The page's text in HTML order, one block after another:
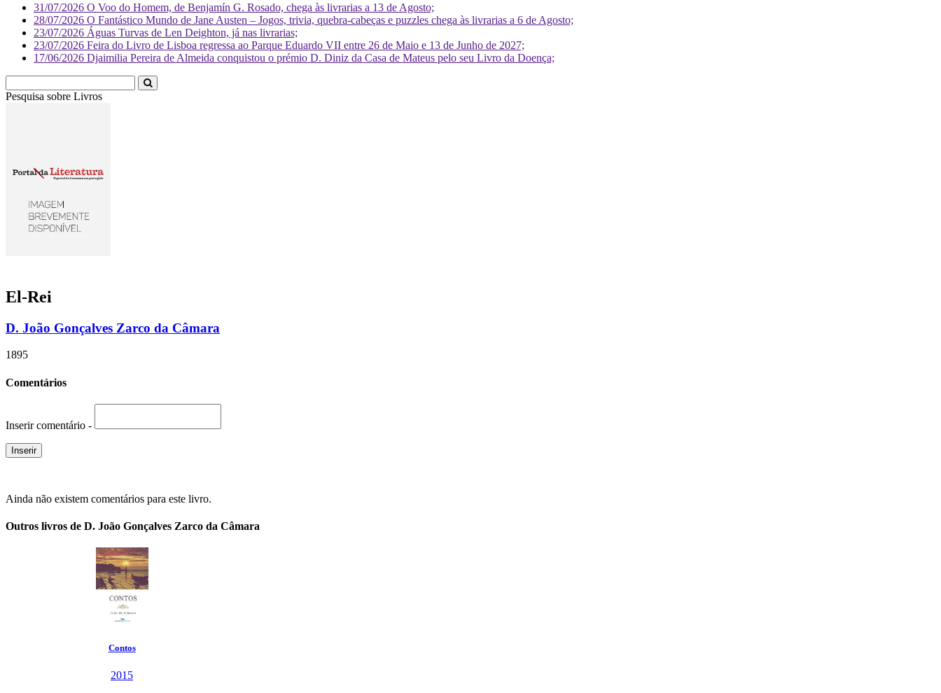
31/07/2026 O Voo do Homem, de Benjamín G. Rosado, chega às livrarias a 13 de Agosto;
28/07/2026 O Fantástico Mundo de Jane Austen – Jogos, trivia, quebra-cabeças e puzzles chega às livrarias a 6 de Agosto;
23/07/2026 Águas Turvas de Len Deighton, já nas livrarias;
23/07/2026 Feira do Livro de Lisboa regressa ao Parque Eduardo VII entre 26 de Maio e 13 de Junho de 2027;
17/06/2026 Djaimilia Pereira de Almeida conquistou o prémio D. Diniz da Casa de Mateus pelo seu Livro da Doença;
Pesquisa sobre Livr
El-Rei
D. João Gonçalves Zarco da Câmara
1895
Comentários
Inserir comentário -
Ainda não existem comentários para este livro.
Outros livros de D. João Gonçalves Zarco da Câmara
Contos
2015